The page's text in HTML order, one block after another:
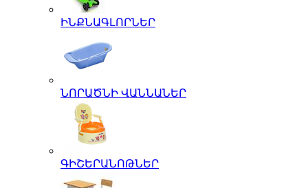
ԻՆՔՆԱԳԼՈՐՆԵՐ
ՆՈՐԱԾՆԻ ՎԱՆՆԱՆԵՐ
ԳԻՇԵՐԱՆՈԹՆԵՐ